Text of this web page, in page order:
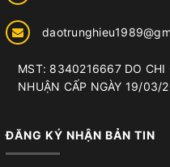
MST: 8340216667 DO CHI
NHUẬN CẤP NGÀY 19/03/
ĐĂNG KÝ NHẬN BẢN TIN